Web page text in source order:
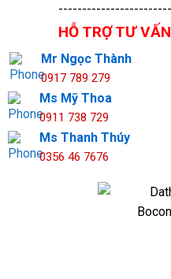
HỖ TRỢ TƯ
Mr Ngọc Thành
0917 789 279
Ms Mỹ Thoa
0911 738 729
Ms Thanh Thúy
0356 46 7676